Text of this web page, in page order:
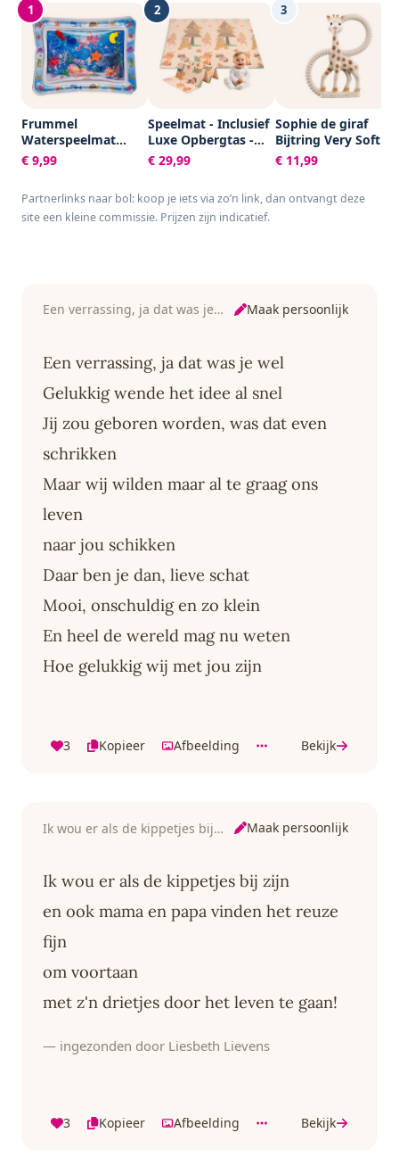
1
Frummel
Waterspeelmat
Baby – Watermat –
Speelkleed –
Waterspeelgoed
Baby - Kraamcadeau
€ 9,99
2
Speelmat - Inclusief
Luxe Opbergtas -
Dubbelzijdig -
Speelkleed -
Speelkleed Baby -
Speelmat Foam -
cadeau -
Kraamcadeau
€ 29,99
3
Sophie de giraf
Bijtring Very Soft -
Baby speelgoed -
Kraamcadeau -
- 100% Natuurlijk
Vanaf 0 maanden -
Bruin/Beige
€ 11,99
Partnerlinks naar bol: koop je iets via zo’n link, dan ontvangt deze
site een kleine commissie. Prijzen zijn indicatief.
Een verrassing, ja dat was je wel Maak persoonlijk
Een verrassing, ja dat was je wel
Gelukkig wende het idee al snel
Jij zou geboren worden, was dat even
schrikken
Maar wij wilden maar al te graag ons
leven
naar jou schikken
Daar ben je dan, lieve schat
Mooi, onschuldig en zo klein
En heel de wereld mag nu weten
Hoe gelukkig wij met jou zijn
3 Kopieer Afbeelding Bekijk
Ik wou er als de kippetjes bij zijn Maak persoonlijk
Ik wou er als de kippetjes bij zijn
en ook mama en papa vinden het reuze
fijn
om voortaan
met z'n drietjes door het leven te gaan!
— ingezonden door Liesbeth Lievens
3 Kopieer Afbeelding Bekijk